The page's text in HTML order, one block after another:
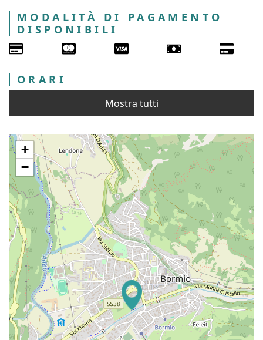
MODALITÀ DI PAGAMENTO
DISPONIBILI
ORARI
Mostra tutti
+
−